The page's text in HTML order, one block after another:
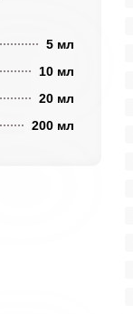
5 мл
10 мл
20 мл
200 мл